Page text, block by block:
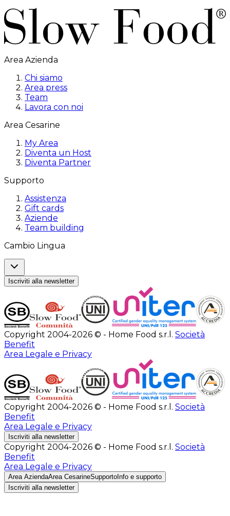
Area Azienda
Chi siamo
Area press
Team
Lavora con noi
Area Cesarine
My Area
Diventa un Host
Diventa Partner
Supporto
Assistenza
Gift cards
Aziende
Team building
Cambio Lingua
Iscriviti alla newsletter
Copyright 2004-2026 © - Home Food s.r.l. Società
Benefit
Area Legale e Privacy
Copyright 2004-2026 © - Home Food s.r.l. Società
Benefit
Area Legale e Privacy
Iscriviti alla newsletter
Copyright 2004-2026 © - Home Food s.r.l. Società
Benefit
Area Legale e Privacy
Area AziendaArea CesarineSupporto Info e supporto
Iscriviti alla newsletter